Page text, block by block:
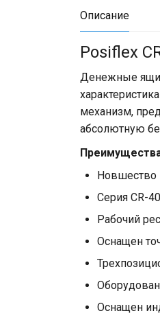
Описание
Posiflex
Денежные
механизм,
абсолютную
Новшество
Серия CR-
Рабочий
Оснащен
Оснащен